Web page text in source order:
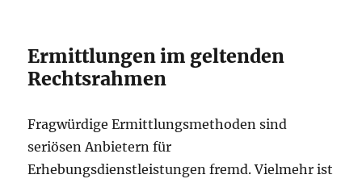
Ermittlungen im geltenden
Rechtsrahmen
Fragwürdige Ermittlungsmethoden sind
seriösen Anbietern für
Erhebungsdienstleistungen fremd. Vielmehr ist